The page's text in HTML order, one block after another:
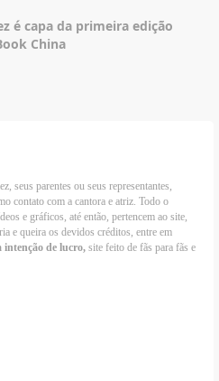
é capa da primeira edição
China
seus parentes ou seus representantes,
contato com a cantora e atriz. Todo o
e gráficos, até então, pertencem ao site,
e queira os devidos créditos, entre em
intenção de lucro, site feito de fãs para fãs e